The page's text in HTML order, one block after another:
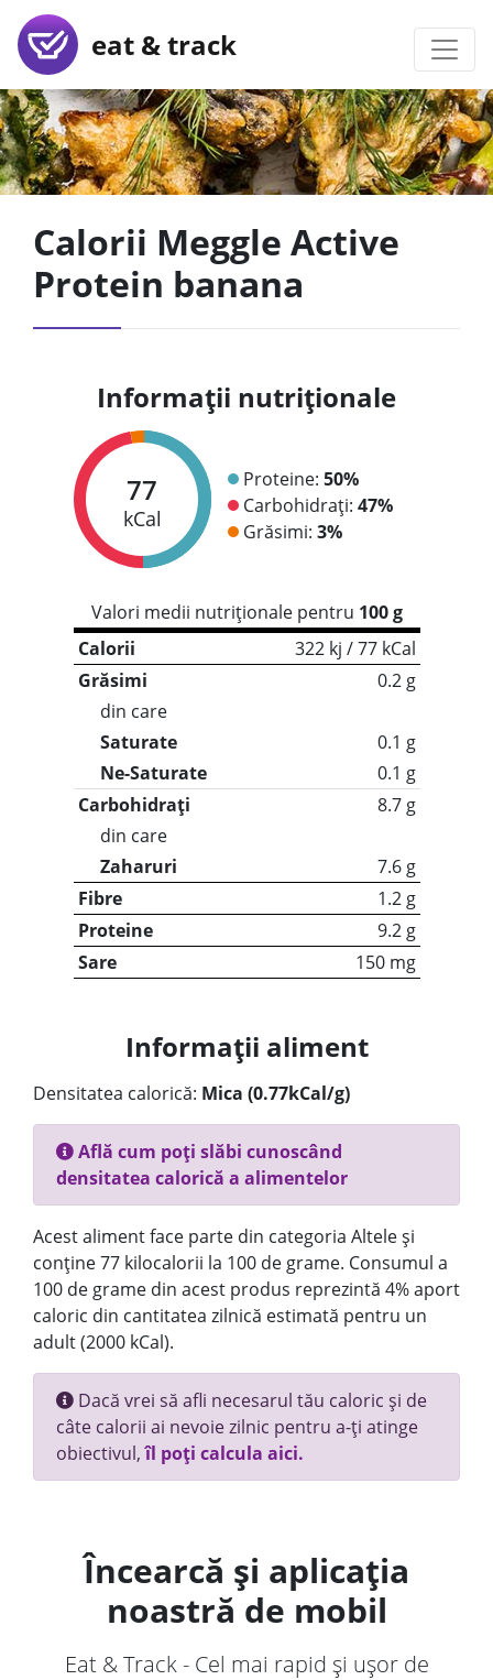
eat & track
Calorii Meggle Active
Protein banana
Informații nutriționale
77
kCal
Proteine: 50%
Carbohidrați: 47%
Grăsimi: 3%
Valori medii nutriționale pentru 100 g
Calorii
322 kj / 77 kCal
Grăsimi
0.2 g
din care
Saturate
0.1 g
Ne-Saturate
0.1 g
Carbohidrați
8.7 g
din care
Zaharuri
7.6 g
Fibre
1.2 g
Proteine
9.2 g
Sare
150 mg
Informații aliment
Densitatea calorică: Mica (0.77kCal/g)
Află cum poți slăbi cunoscând
densitatea calorică a alimentelor
Acest aliment face parte din categoria Altele și
conține 77 kilocalorii la 100 de grame. Consumul a
100 de grame din acest produs reprezintă 4% aport
caloric din cantitatea zilnică estimată pentru un
adult (2000 kCal).
Dacă vrei să afli necesarul tău caloric și de
câte calorii ai nevoie zilnic pentru a-ți atinge
obiectivul,îl poți calcula aici.
Încearcă și aplicația
noastră de mobil
Eat & Track - Cel mai rapid și ușor de